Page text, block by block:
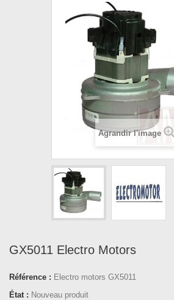
Agrandir l'image
GX5011 Electro Motors
Référence : Electro motors GX5011
État : Nouveau produit